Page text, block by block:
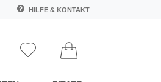
HILFE & KONTAKT